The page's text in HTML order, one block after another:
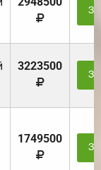
3223500
1749500